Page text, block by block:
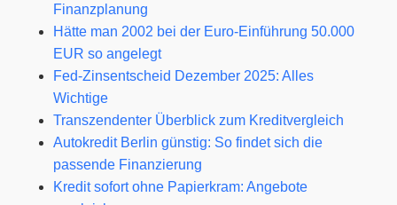
Finanzplanung
Hätte man 2002 bei der Euro-Einführung 50.000
EUR so angelegt
Fed‑Zinsentscheid Dezember 2025: Alles
Wichtige
Transzendenter Überblick zum Kreditvergleich
Autokredit Berlin günstig: So findet sich die
passende Finanzierung
Kredit sofort ohne Papierkram: Angebote